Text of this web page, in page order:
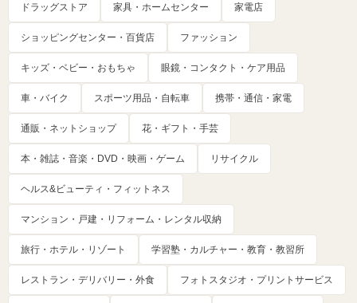
ドラッグストア 家具・ホームセンター 家電店
ショッピングセンター・百貨店 ファッション
キッズ・ベビー・おもちゃ 眼鏡・コンタクト・ケア用品
車・バイク スポーツ用品・自転車 携帯・通信・家電
通販・ネットショップ 花・ギフト・手芸
本・雑誌・音楽・DVD・映画・ゲーム リサイクル
ヘルス&ビューティ・フィットネス
マンション・戸建・リフォーム・レンタル収納
旅行・ホテル・リゾート 学習塾・カルチャー・教育・教習所
レストラン・デリバリー・外食 フォトスタジオ・プリントサービス